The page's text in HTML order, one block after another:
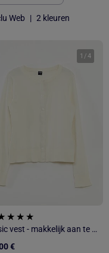
Web | 2 kleuren
1 /4
Basic vest - makkelijk aan te trekken collectie
€